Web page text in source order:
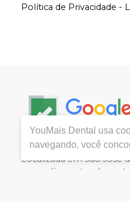
Política de Privacidade -
Localizada em São José
imperdíveis,
YouMais Dental usa
navegando, você